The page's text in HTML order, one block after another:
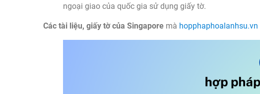
ngoại giao của quốc gia sử dụng giấy tờ.
Các tài liệu, giấy tờ của Singapore mà hopphaphoalanhsu.vn